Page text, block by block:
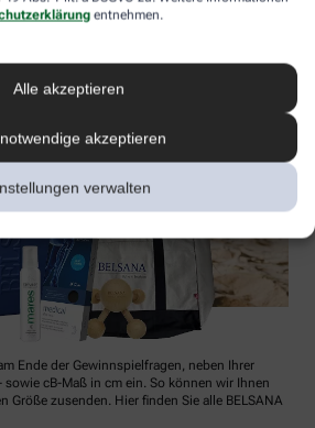
entnehmen.
Alle akzeptieren
akzeptieren
verwalten
Ende der Gewinnspielfragen, neben Ihrer
sowie cB-Maß in cm ein. So können wir Ihnen
Größe zusenden. Hier finden Sie alle BELSANA